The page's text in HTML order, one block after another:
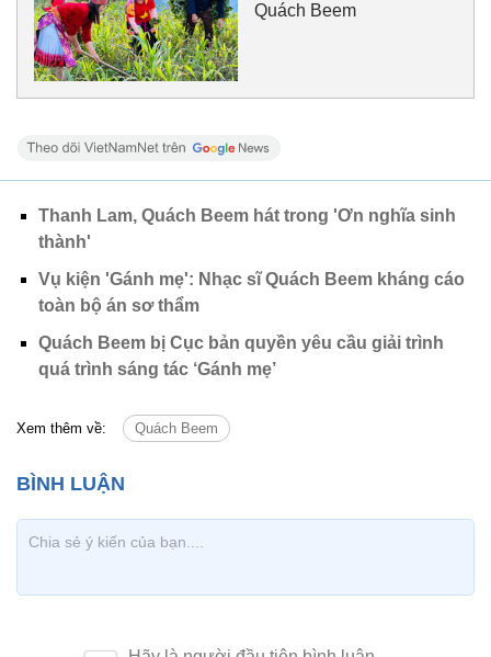
Quách Beem
Thanh Lam, Quách Beem hát trong 'Ơn nghĩa sinh
thành'
Vụ kiện 'Gánh mẹ': Nhạc sĩ Quách Beem kháng cáo
toàn bộ án sơ thẩm
Quách Beem bị Cục bản quyền yêu cầu giải trình
quá trình sáng tác ‘Gánh mẹ’
Xem thêm về: Quách Beem